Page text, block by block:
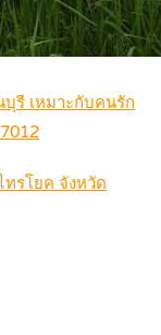
รี เหมาะกับคนรัก
รโยค จังหวัด